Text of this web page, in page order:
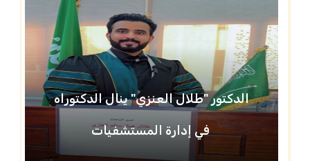
الدكتور "طلال العنزي" ينال الدكتوراه
في إدارة المستشفيات